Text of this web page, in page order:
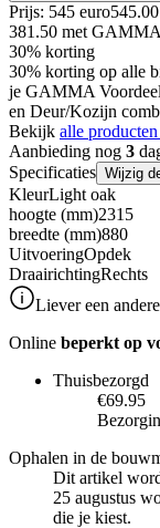
Prijs: 545 euro545.00
381.50 met
30% korting
30% korting op alle
je GAMMA
en Deur/Kozijn
Bekijk alle
Aanbieding nog 3
Specificaties Wijzig
KleurLight oak
hoogte (mm)2315
breedte (mm)880
UitvoeringOpdek
DraairichtingRechts
Liever een
Online beperkt op
Thuisbezorgd
€69.95
Ophalen in de
Dit artikel
25 augustus
die je kiest.